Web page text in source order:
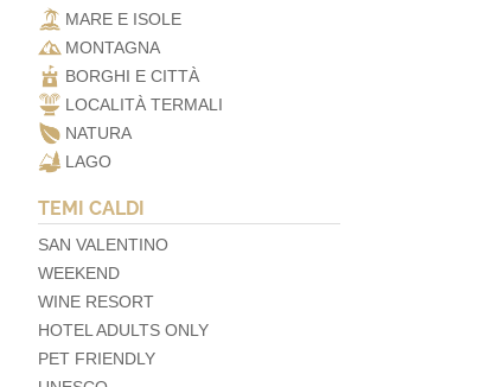
MARE E ISOLE
MONTAGNA
BORGHI E CITTÀ
LOCALITÀ TERMALI
NATURA
LAGO
TEMI CALDI
SAN VALENTINO
WEEKEND
WINE RESORT
HOTEL ADULTS ONLY
PET FRIENDLY